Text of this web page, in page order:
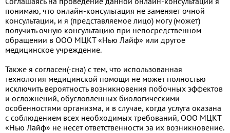
понимаю, что онлайн-консультация не заменяет очной
консультации, и я (представляемое лицо) могу (может)
получить очную консультацию при непосредственном
обращении в ООО МЦКТ «Нью Лайф» или другое
медицинское учреждение.
Также я согласен(-сна) с тем, что использованная
технология медицинской помощи не может полностью
исключить вероятность возникновения побочных эффектов
и осложнений, обусловленных биологическими
особенностями организма, и в случае, когда услуга оказана
с соблюдением всех необходимых требований, ООО МЦКТ
«Нью Лайф» не несет ответственности за их возникновение.